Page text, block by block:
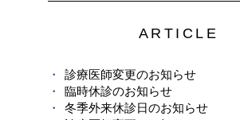
ARTICLE
診療医師変更のお知らせ
臨時休診のお知らせ
冬季外来休診日のお知らせ